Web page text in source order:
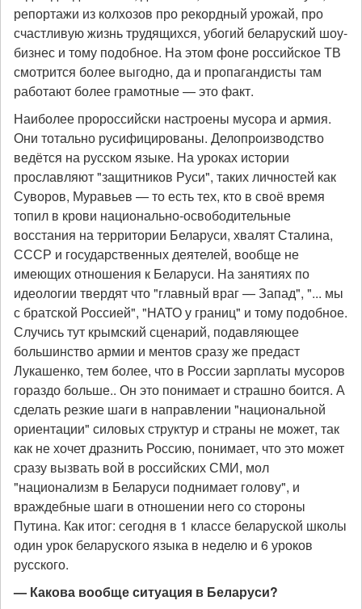
репортажи из колхозов про рекордный урожай, про
счастливую жизнь трудящихся, убогий беларуский шоу-
бизнес и тому подобное. На этом фоне российское ТВ
смотрится более выгодно, да и пропагандисты там
работают более грамотные — это факт.
Наиболее пророссийски настроены мусора и армия.
Они тотально русифицированы. Делопроизводство
ведётся на русском языке. На уроках истории
прославляют "защитников Руси", таких личностей как
Суворов, Муравьев — то есть тех, кто в своё время
топил в крови национально-освободительные
восстания на территории Беларуси, хвалят Сталина,
СССР и государственных деятелей, вообще не
имеющих отношения к Беларуси. На занятиях по
идеологии твердят что "главный враг — Запад", "... мы
с братской Россией", "НАТО у границ" и тому подобное.
Случись тут крымский сценарий, подавляющее
большинство армии и ментов сразу же предаст
Лукашенко, тем более, что в России зарплаты мусоров
гораздо больше.. Он это понимает и страшно боится. А
сделать резкие шаги в направлении "национальной
ориентации" силовых структур и страны не может, так
как не хочет дразнить Россию, понимает, что это может
сразу вызвать вой в российских СМИ, мол
"национализм в Беларуси поднимает голову", и
враждебные шаги в отношении него со стороны
Путина. Как итог: сегодня в 1 классе беларуской школы
один урок беларуского языка в неделю и 6 уроков
русского.
— Какова вообще ситуация в Беларуси?